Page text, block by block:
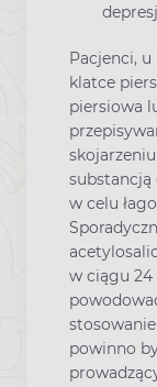
Pacjenci,
klatce
piersiowa
substancją
w celu
w ciągu 24
powinno